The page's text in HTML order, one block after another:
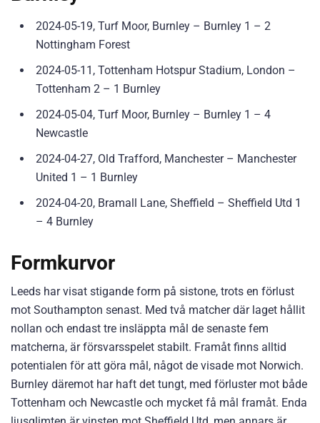
2024-05-19, Turf Moor, Burnley – Burnley 1 – 2
Nottingham Forest
2024-05-11, Tottenham Hotspur Stadium, London –
Tottenham 2 – 1 Burnley
2024-05-04, Turf Moor, Burnley – Burnley 1 – 4
Newcastle
2024-04-27, Old Trafford, Manchester – Manchester
United 1 – 1 Burnley
2024-04-20, Bramall Lane, Sheffield – Sheffield Utd 1
– 4 Burnley
Formkurvor
Leeds har visat stigande form på sistone, trots en förlust
mot Southampton senast. Med två matcher där laget hållit
nollan och endast tre insläppta mål de senaste fem
matcherna, är försvarsspelet stabilt. Framåt finns alltid
potentialen för att göra mål, något de visade mot Norwich.
Burnley däremot har haft det tungt, med förluster mot både
Tottenham och Newcastle och mycket få mål framåt. Enda